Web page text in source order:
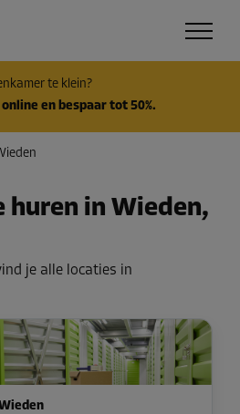
te klein?
en bespaar tot 50%.
huren in Wieden,
je alle locaties in